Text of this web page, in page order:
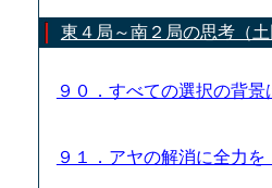
東４局～南２局の思考（土
９０．すべての選択の背
９１．アヤの解消に全力